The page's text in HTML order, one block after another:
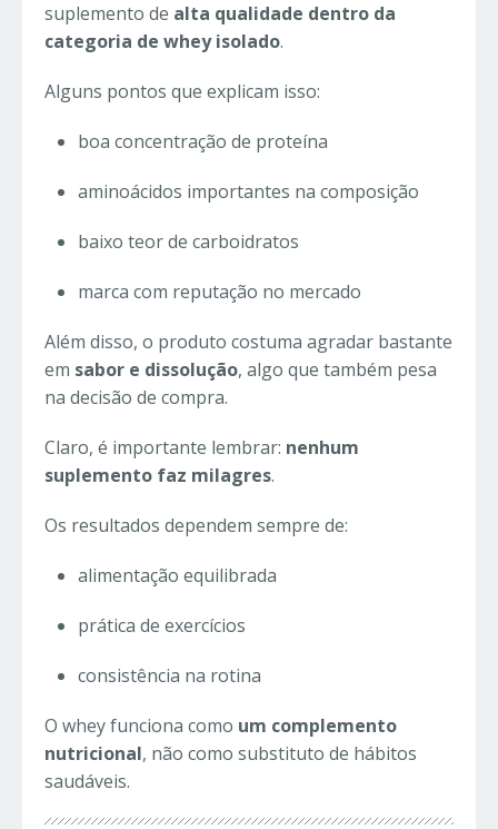
suplemento de alta qualidade dentro da
categoria de whey isolado.
Alguns pontos que explicam isso:
boa concentração de proteína
aminoácidos importantes na composição
baixo teor de carboidratos
marca com reputação no mercado
Além disso, o produto costuma agradar bastante
em sabor e dissolução, algo que também pesa
na decisão de compra.
Claro, é importante lembrar: nenhum
suplemento faz milagres.
Os resultados dependem sempre de:
alimentação equilibrada
prática de exercícios
consistência na rotina
O whey funciona como um complemento
nutricional, não como substituto de hábitos
saudáveis.